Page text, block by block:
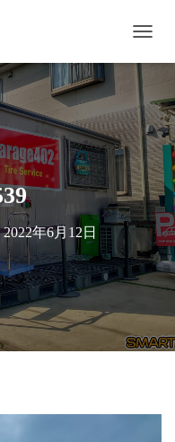
ビ
ゲ
ー
シ
ョ
ン
を
切
り
替
え
2022年6月12日